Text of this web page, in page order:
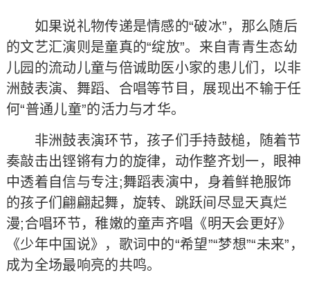
如果说礼物传递是情感的“破冰”，那么随后
的文艺汇演则是童真的“绽放”。来自青青生态幼
儿园的流动儿童与倍诚助医小家的患儿们，以非
洲鼓表演、舞蹈、合唱等节目，展现出不输于任
何“普通儿童”的活力与才华。
非洲鼓表演环节，孩子们手持鼓槌，随着节
奏敲击出铿锵有力的旋律，动作整齐划一，眼神
中透着自信与专注;舞蹈表演中，身着鲜艳服饰
的孩子们翩翩起舞，旋转、跳跃间尽显天真烂
漫;合唱环节，稚嫩的童声齐唱《明天会更好》
《少年中国说》，歌词中的“希望”“梦想”“未来”，
成为全场最响亮的共鸣。